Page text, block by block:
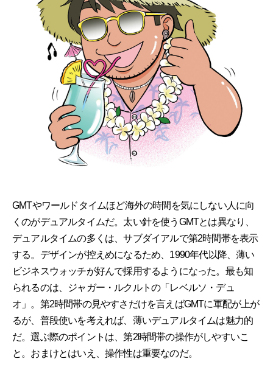
GMTやワールドタイムほど海外の時間を気にしない人に向
くのがデュアルタイムだ。太い針を使うGMTとは異なり、
デュアルタイムの多くは、サブダイアルで第2時間帯を表示
する。デザインが控えめになるため、1990年代以降、薄い
ビジネスウォッチが好んで採用するようになった。最も知
られるのは、ジャガー・ルクルトの「レベルソ・デュ
オ」。第2時間帯の見やすさだけを言えばGMTに軍配が上が
るが、普段使いを考えれば、薄いデュアルタイムは魅力的
だ。選ぶ際のポイントは、第2時間帯の操作がしやすいこ
と。おまけとはいえ、操作性は重要なのだ。